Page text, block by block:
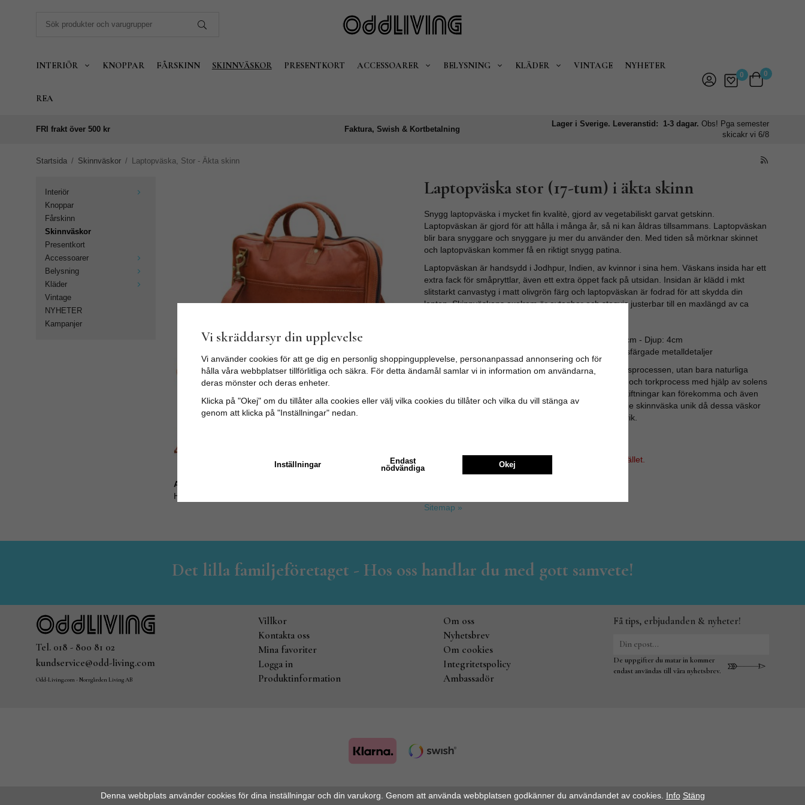
INTERIÖR KNOPPAR FÅRSKINN SKINNVÄSKOR PRESENTKORT ACCESSOARER BELYSNING KLÄDER VINTAGE NYHETER
REA
0 0
FRI frakt över 500 kr Faktura, Swish & Kortbetalning
Lager i Sverige. Leveranstid: 1-3 dagar.Obs! Pga semester
skicakr vi 6/8
Startsida / Skinnväskor / Laptopväska, Stor - Äkta skinn
Interiör
Knoppar
Fårskinn
Skinnväskor
Presentkort
Accessoarer
Belysning
Kläder
Vintage
NYHETER
Kampanjer
Laptopväska stor (17-tum) i äkta skinn
Snygg laptopväska i mycket fin kvalitè, gjord av vegetabiliskt garvat getskinn.
Laptopväskan är gjord för att hålla i många år, så ni kan åldras tillsammans. Laptopväskan
blir bara snyggare och snyggare ju mer du använder den. Med tiden så mörknar skinnet
och laptopväskan kommer få en riktigt snygg patina.
Laptopväskan är handsydd i Jodhpur, Indien, av kvinnor i sina hem. Väskans insida har ett
extra fack för småpryttlar, även ett extra öppet fack på utsidan. Insidan är klädd i mkt
slitstarkt canvastyg i matt olivgrön färg och laptopväskan är fodrad för att skydda din
laptop. Skinnväskans axelrem är avtagbar och stegvis justerbar till en maxlängd av ca
Storlek: Passar upp till 17tum Bredd: 39cm - Höjd: 30cm - Djup: 4cm
Väskan har kvalitetsdragkedja ifrån YKK och mässingsfärgade metalldetaljer
Vi använder inga skadliga kemikalier under beredningsprocessen, utan bara naturliga
ämnen. Såsom vegetabilisk olja, salt, kalksten, värme och torkprocess med hjälp av solens
värmande strålar. Ingen väska är den andra lik, färgskiftningar kan förekomma och även
små märken ifrån skinnberedningen. Allt detta gör varje skinnväska unik då dessa väskor
är handgjorda och inte massproducerade i någon fabrik.
Tyvärr ingår inte denna produkt i vårt sortiment för tillfället.
Sitemap »
Artikelnummer:
HVL-V2-79-AB
Det lilla familjeföretaget - Hos oss handlar du med gott samvete!
Tel. 018 - 800 81 02
kundservice@odd-living.com
Odd-Living.com - Norrgården Living AB
Villkor
Kontakta oss
Mina favoriter
Logga in
Produktinformation
Om oss
Nyhetsbrev
Om cookies
Integritetspolicy
Ambassadör
Få tips, erbjudanden & nyheter!
De uppgifter du matar in kommer
endast användas till våra nyhetsbrev.
Drift & produktion: Wikinggruppen
Denna webbplats använder cookies för dina inställningar och din varukorg. Genom att använda webbplatsen godkänner du användandet av cookies. Info Stäng
Vi skräddarsyr din upplevelse
Vi använder cookies för att ge dig en personlig shoppingupplevelse, personanpassad annonsering och för
hålla våra webbplatser tillförlitliga och säkra. För detta ändamål samlar vi in information om användarna,
deras mönster och deras enheter.
Klicka på "Okej" om du tillåter alla cookies eller välj vilka cookies du tillåter och vilka du vill stänga av
genom att klicka på "Inställningar" nedan.
Inställningar
Endast
nödvändiga
Okej